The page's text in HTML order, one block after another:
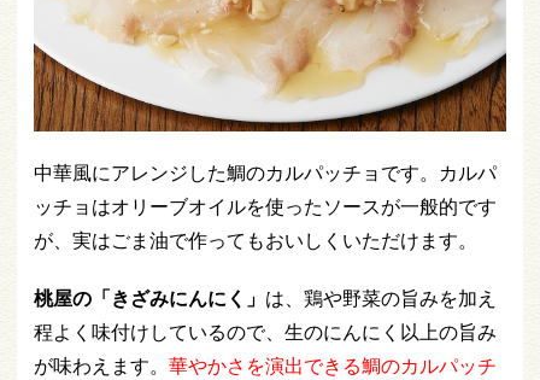
中華風にアレンジした鯛のカルパッチョです。カルパ
ッチョはオリーブオイルを使ったソースが一般的です
が、実はごま油で作ってもおいしくいただけます。
桃屋の「きざみにんにく」 は、鶏や野菜の旨みを加え
程よく味付けしているので、生のにんにく以上の旨み
が味わえます。 華やかさを演出できる鯛のカルパッチ